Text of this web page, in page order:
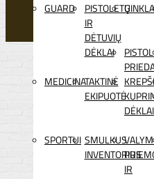
GUARD
PISTOLETŲ
IR
DĖTUVIŲ
DĖKLAI
MEDICINATAKTINĖ
EKIPUOTĖ
DĖKLAI
SPORTUI SMULKUS
INVENTORIUS
IR